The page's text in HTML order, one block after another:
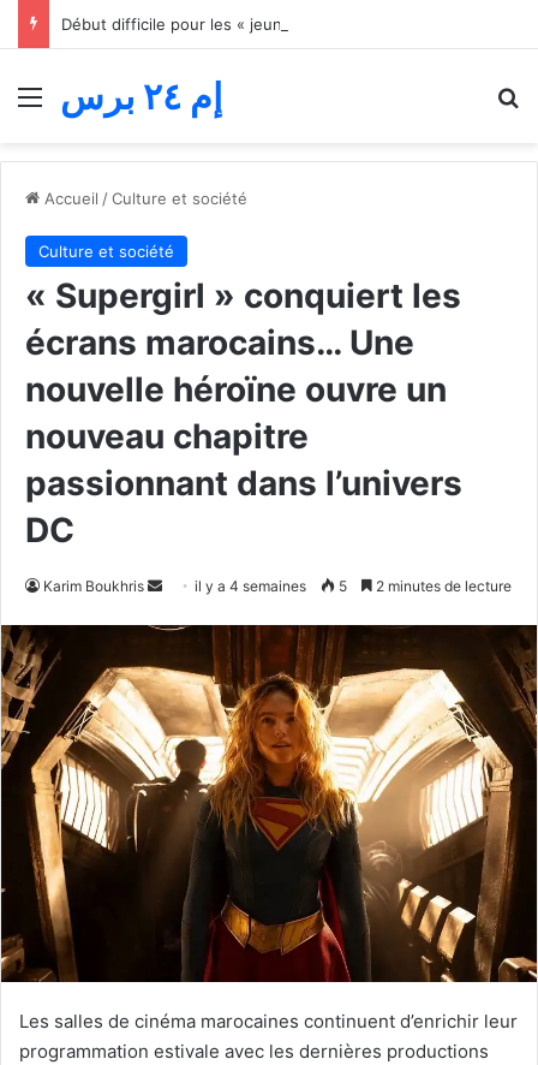
Menu إم ٢٤ برس
Accueil /Culture et société
Culture et société
« Supergirl » conquiert les
écrans marocains… Une
nouvelle héroïne ouvre un
nouveau chapitre
passionnant dans l’univers
DC
Karim Boukhris
Envoyeril y a 4 semaines 5 2 minutes de lecture
Les salles de cinéma marocaines continuent d’enrichir leur
programmation estivale avec les dernières productions